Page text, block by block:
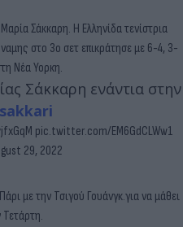
Σάκκαρη. Η Ελληνίδα τενίστρια
στο 3ο σετ επικράτησε με 6-4, 3-
Νέα Υορκη.
Σάκκαρη ενάντια στην
pic.twitter.com/EM6GdCLWw1
29, 2022
με την Τσιγού Γουάνγκ.για να μάθει
Τετάρτη.